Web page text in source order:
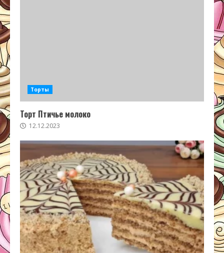
Торты
Торт Птичье молоко
12.12.2023